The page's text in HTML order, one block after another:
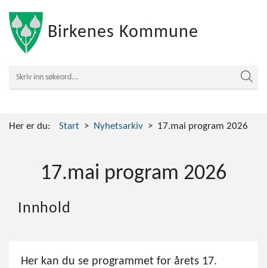
Birkenes Kommune
Her er du: Start Nyhetsarkiv 17.mai program 2026
17.mai program 2026
Innhold
Her kan du se programmet for årets 17.